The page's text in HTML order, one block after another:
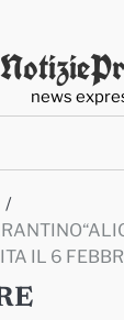
news
IL 6